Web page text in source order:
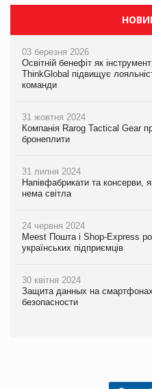
03 березня 2026
Освітній бенефіт як
ThinkGlobal підвищує
команди
31 жовтня 2024
Компанія Rarog Tactical Gear
бронеплити
31 липня 2024
Напівфабрикати та консерви,
нема світла
24 червня 2024
Meest Пошта і Shop-Express
українських підприємців
30 квітня 2024
Защита данных на
безопасности